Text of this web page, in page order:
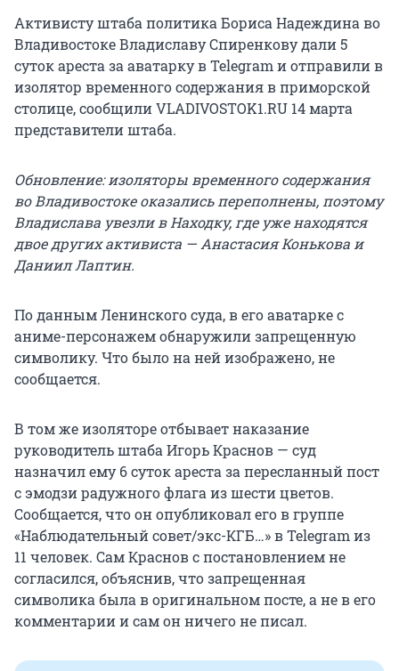
Активисту штаба политика Бориса Надеждина во
Владивостоке Владиславу Спиренкову дали 5
суток ареста за аватарку в Telegram и отправили в
изолятор временного содержания в приморской
столице, сообщили VLADIVOSTOK1.RU 14 марта
представители штаба.
Обновление: изоляторы временного содержания
во Владивостоке оказались переполнены, поэтому
Владислава увезли в Находку, где уже находятся
двое других активиста — Анастасия Конькова и
Даниил Лаптин.
По данным Ленинского суда, в его аватарке с
аниме-персонажем обнаружили запрещенную
символику. Что было на ней изображено, не
сообщается.
В том же изоляторе отбывает наказание
руководитель штаба Игорь Краснов — суд
назначил ему 6 суток ареста за пересланный пост
с эмодзи радужного флага из шести цветов.
Сообщается, что он опубликовал его в группе
«Наблюдательный совет/экс-КГБ…» в Telegram из
11 человек. Сам Краснов с постановлением не
согласился, объяснив, что запрещенная
символика была в оригинальном посте, а не в его
комментарии и сам он ничего не писал.